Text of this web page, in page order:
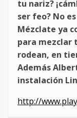
tu nariz?
ser feo? No
Mézclate ya
para mezclar
rodean, en
Además
instalación
http://